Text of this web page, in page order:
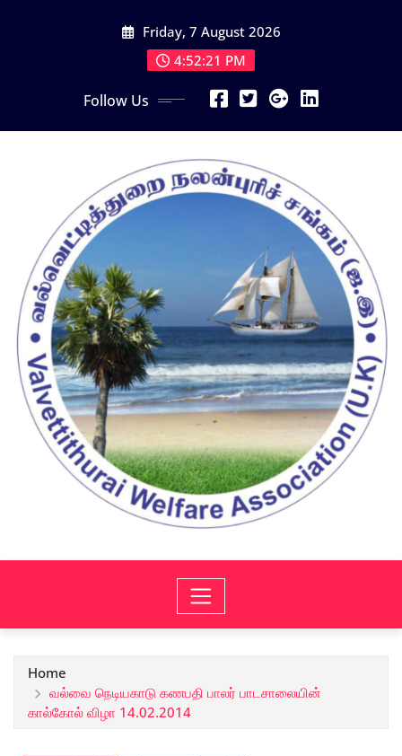
Friday, 7 August 2026
4:52:23 PM
Follow Us
Home
வல்வை நெடியகாடு கணபதி பாலர் பாடசாலையின்
கால்கோல் விழா 14.02.2014